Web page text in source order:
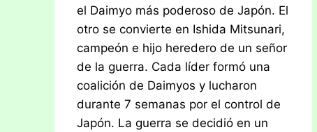
el Daimyo más poderoso de Japón. El
otro se convierte en Ishida Mitsunari,
campeón e hijo heredero de un señor
de la guerra. Cada líder formó una
coalición de Daimyos y lucharon
durante 7 semanas por el control de
Japón. La guerra se decidió en un